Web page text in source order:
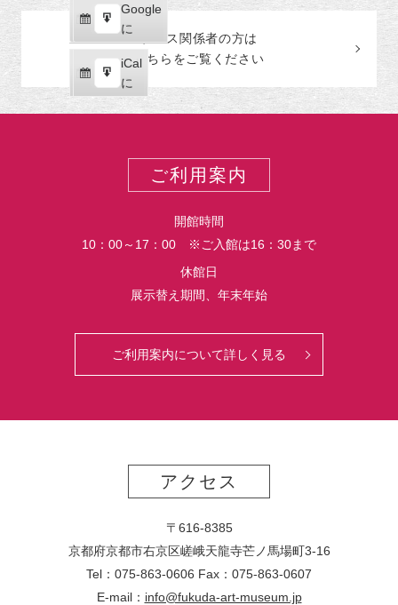
リ
ー
Google
で
購
読
iCal
で
購
読
Google
に
エ
ク
ス
ポ
iCal
に
エ
ク
プレス関係者の方は
こちらをご覧ください
ご利用案内
開館時間
10：00～17：00 ※ご入館は16：30まで
休館日
展示替え期間、年末年始
ご利用案内について詳しく見る
アクセス
〒616-8385
京都府京都市右京区嵯峨天龍寺芒ノ馬場町3-16
Tel：075-863-0606 Fax：075-863-0607
E-mail： info@fukuda-art-museum.jp